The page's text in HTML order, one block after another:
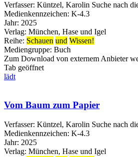
Verfasser: Küntzel, Karolin Suche nach
Medienkennzeichen: K-4.3
Jahr: 2025
Verlag: München, Hase und Igel
Reihe: Schauen und Wissen!
Mediengruppe: Buch
Zum Download von externem Anbieter
Tab geöffnet
lädt
Vom Baum zum Papier
Verfasser: Küntzel, Karolin Suche nach
Medienkennzeichen: K-4.3
Jahr: 2025
Verlag: München, Hase und Igel